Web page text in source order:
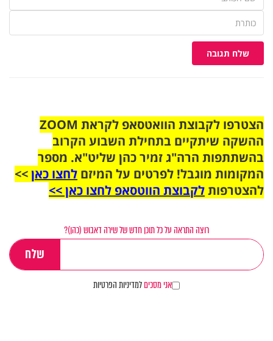
שלח תגובה
הצטרפו לקבוצת הוואטסאפ לקראת ZOOM
ההשקה שיתקיים בתחילת השבוע הקרוב
בהשתתפות הרה"ג זמיר כהן שליט"א. מספר
המקומות מוגבל! לפרטים על המיזם לחצו כאן>>
להצטרפותלקבוצת הווטסאפ לחצו כאן >>
רוצה התראה על כל תוכן חדש של שירה דאבוש (כהן)?
אני מסכיםלמדיניות הפרטיות